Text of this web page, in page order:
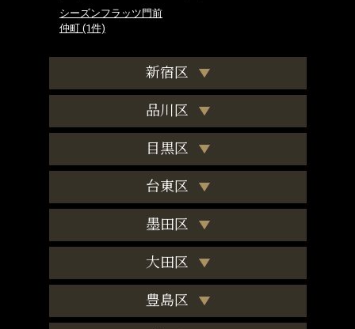
シーズンフラッツ門前
仲町 (1件)
新宿区
品川区
目黒区
台東区
墨田区
大田区
豊島区